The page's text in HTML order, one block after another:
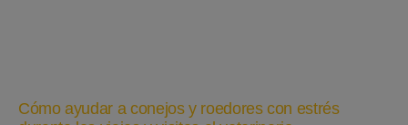
Cómo ayudar a conejos y roedores con estrés